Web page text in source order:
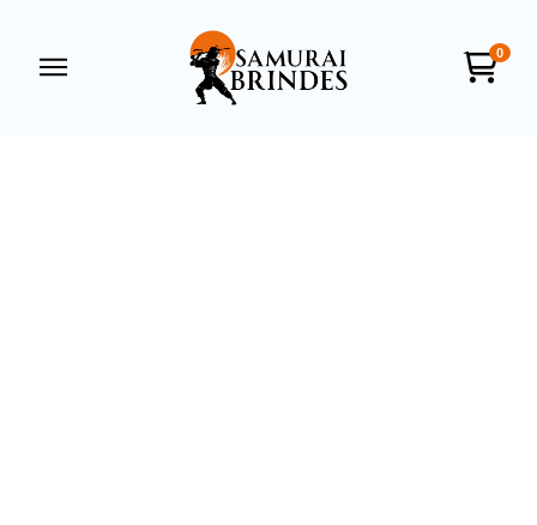
0
Samurai Brindes